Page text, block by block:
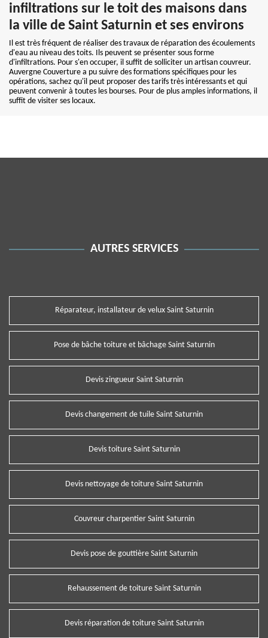
infiltrations sur le toit des maisons dans
la ville de Saint Saturnin et ses environs
Il est très fréquent de réaliser des travaux de réparation des écoulements
d'eau au niveau des toits. Ils peuvent se présenter sous forme
d'infiltrations. Pour s'en occuper, il suffit de solliciter un artisan couvreur.
Auvergne Couverture a pu suivre des formations spécifiques pour les
opérations, sachez qu'il peut proposer des tarifs très intéressants et qui
peuvent convenir à toutes les bourses. Pour de plus amples informations, il
suffit de visiter ses locaux.
AUTRES SERVICES
Réparateur, installateur de velux Saint Saturnin
Pose de bâche toiture et bâchage Saint Saturnin
Devis zingueur Saint Saturnin
Devis changement de tuile Saint Saturnin
Devis toiture Saint Saturnin
Devis nettoyage de toiture Saint Saturnin
Couvreur charpentier Saint Saturnin
Devis pose de gouttière Saint Saturnin
Rehaussement de toiture Saint Saturnin
Devis réparation de toiture Saint Saturnin